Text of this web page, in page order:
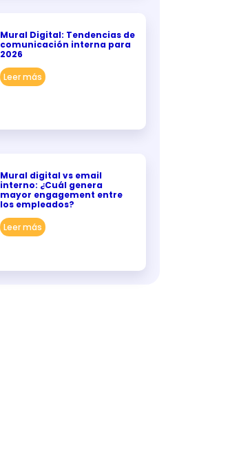
Mural Digital: Tendencias de
comunicación interna para
2026
Leer más
Mural digital vs email
interno: ¿Cuál genera
mayor engagement entre
los empleados?
Leer más